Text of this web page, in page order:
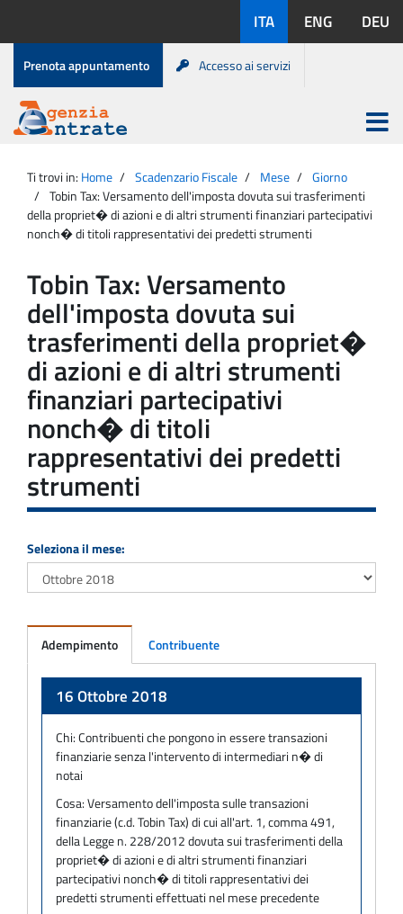
contenuto
disponibili:
ITA ENG DEU
Menu
di
servizio
Prenota appuntamento Accesso ai servizi
Agenzia
Entrate
Apri
menu
principale
Ti trovi in: Home Scadenzario Fiscale Mese
Giorno
Tobin Tax: Versamento dell'imposta dovuta sui trasferimenti
della propriet� di azioni e di altri strumenti finanziari partecipativi
nonch� di titoli rappresentativi dei predetti strumenti
Tobin Tax: Versamento
dell'imposta dovuta sui
trasferimenti della propriet�
di azioni e di altri strumenti
finanziari partecipativi
nonch� di titoli
rappresentativi dei predetti
strumenti
Seleziona il mese:
Adempimento Contribuente
16 Ottobre 2018
Chi:Contribuenti che pongono in essere transazioni
finanziarie senza l'intervento di intermediari n� di
notai
Cosa:Versamento dell'imposta sulle transazioni
finanziarie (c.d. Tobin Tax) di cui all'art. 1, comma 491,
della Legge n. 228/2012 dovuta sui trasferimenti della
propriet� di azioni e di altri strumenti finanziari
partecipativi nonch� di titoli rappresentativi dei
predetti strumenti effettuati nel mese precedente